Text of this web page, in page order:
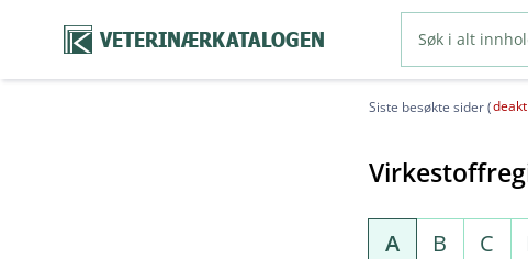
VETERINÆRKATALOGEN
Siste besøkte sider (
A B C